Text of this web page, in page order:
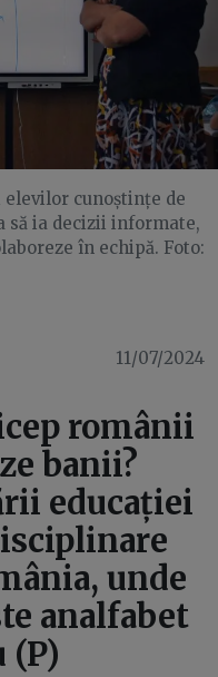
elevilor cunoștințe de
să ia decizii informate,
în echipă. Foto:
11/07/2024
românii
banii?
educației
unde
analfabet
(P)